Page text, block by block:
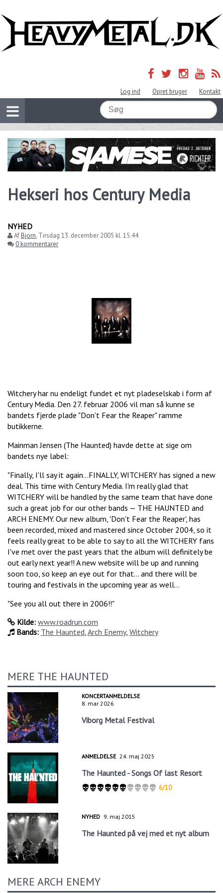
Log ind Opret bruger Kontakt
Hekseri hos Century Media
NYHED
AfBjorn, Tirsdag 13. december 2005 kl. 15.44
0 kommentarer
Witchery har nu endeligt fundet et nyt pladeselskab i form af
Century Media. Den 27. februar 2006 vil man så kunne se
bandets fjerde plade "Don't Fear the Reaper" ramme
butikkerne.
Mainman Jensen (The Haunted) havde dette at sige om
bandets nye label:
"Finally, I'll say it again...FINALLY, WITCHERY has signed a new
deal. This time with Century Media. I'm really glad that
WITCHERY will be handled by the same team that have done
such a great job for our other bands — THE HAUNTED and
ARCH ENEMY. Our new album, 'Don't Fear the Reaper', has
been recorded, mixed and mastered since October 2004, so it
feels really great to be able to say to all the WITCHERY fans
I've met over the past years that the album will definitely be
out early next year!! A new website will be up and running
soon too, so keep an eye out for that... and there will be
touring and festivals in the upcoming year as well...
"See you all out there in 2006!!"
Kilde: www.roadrun.com
Bands: The Haunted,Arch Enemy, Witchery
MERE THE HAUNTED
KONCERTANMELDELSE
8. mar 2026
Viborg Metal Festival
ANMELDELSE 24. maj 2025
The Haunted - Songs Of last Resort
6/10
NYHED 9. maj 2015
The Haunted på vej med et nyt album
MERE ARCH ENEMY